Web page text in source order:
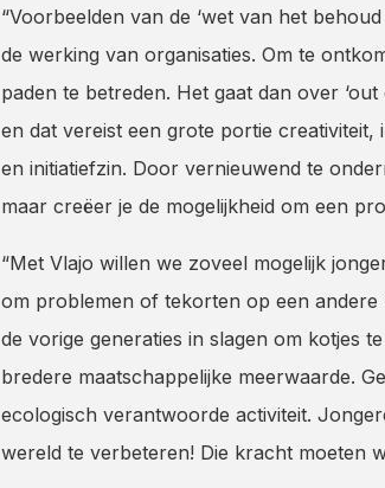
“Voorbeelden van de ‘wet van het
de werking van organisaties. Om te
paden te betreden. Het gaat dan over
en dat vereist een grote portie
en initiatiefzin. Door vernieuwend te
maar creëer je de mogelijkheid om een
“Met Vlajo willen we zoveel mogelijk
om problemen of tekorten op een andere
de vorige generaties in slagen om kotjes
bredere maatschappelijke meerwaarde.
ecologisch verantwoorde activiteit.
wereld te verbeteren! Die kracht moeten